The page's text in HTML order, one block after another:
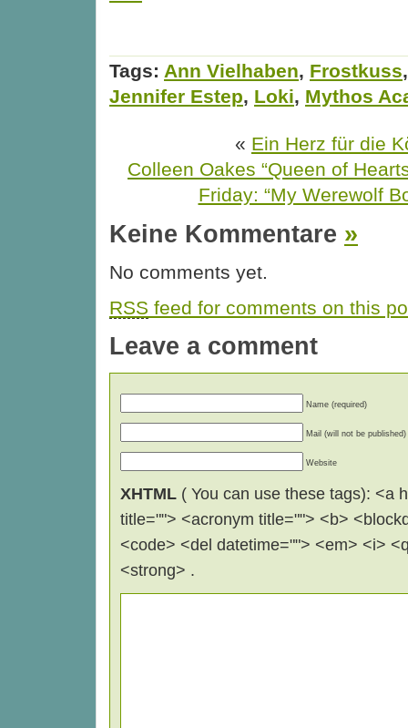
Tags: Ann Vielhaben, Frostkuss
Jennifer Estep, Loki, Mythos
« Ein Herz für die
Colleen Oakes “Queen of
Friday: “My Werewolf
Keine Kommentare »
No comments yet.
RSS feed for comments on this
Leave a comment
Name (required)
Mail (will not be published)
Website
XHTML ( You can use these tags): <a
title=""> <acronym title=""> <b>
<code> <del datetime=""> <em> <i>
<strong> .